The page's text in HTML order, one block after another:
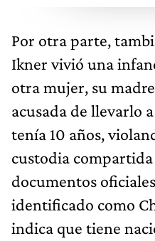
Por otra parte,
Ikner vivió una
otra mujer, su
acusada de llevarlo a
tenía 10 años,
custodia
documentos
identificado como
indica que tiene